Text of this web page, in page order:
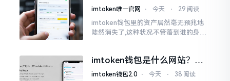
办？老用户手把手教你找回
imtoken唯一官网 ⋅ 今天 ⋅ 29 阅读
imtoken钱包里的资产居然毫无预兆地
陡然消失了,这种状况不管落到谁的身上,
打开钱包查看时
imtoken钱包是什么网站？一
文说清楚这玩意
imtoken钱包2.0 ⋅ 今天 ⋅ 38 阅读